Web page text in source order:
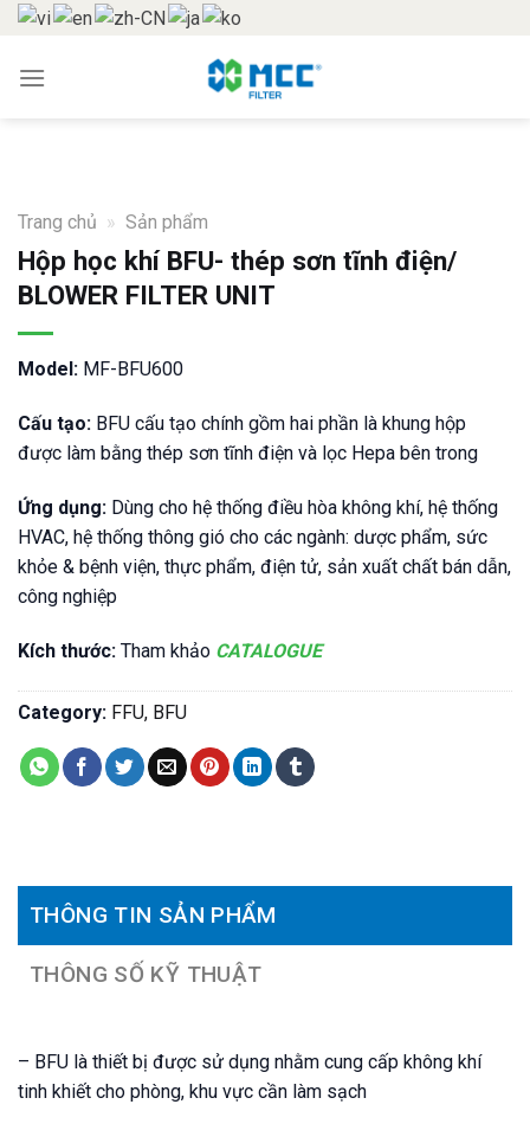
Skip
content
Trang chủ » Sản phẩm
Hộp học khí BFU- thép sơn tĩnh điện/
BLOWER FILTER UNIT
Model: MF-BFU600
Cấu tạo: BFU cấu tạo chính gồm hai phần là khung hộp
được làm bằng thép sơn tĩnh điện và lọc Hepa bên trong
Ứng dụng: Dùng cho hệ thống điều hòa không khí, hệ thống
HVAC, hệ thống thông gió cho các ngành: dược phẩm, sức
khỏe & bệnh viện, thực phẩm, điện tử, sản xuất chất bán dẫn,
công nghiệp
Kích thước: Tham khảo CATALOGUE
Category: FFU, BFU
THÔNG TIN SẢN PHẨM
THÔNG SỐ KỸ THUẬT
– BFU là thiết bị được sử dụng nhằm cung cấp không khí
tinh khiết cho phòng, khu vực cần làm sạch